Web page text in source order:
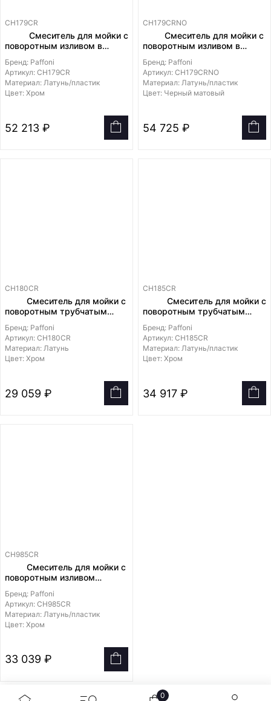
CH179CR
Смеситель для мойки с
поворотным изливом в
душем
Бренд: Paffoni
Артикул: CH179CR
Материал: Латунь/пластик
Цвет: Хром
52 213 ₽
CH179CRNO
Смеситель для мойки с
поворотным изливом в
душем
Бренд: Paffoni
Артикул: CH179CRNO
Материал: Латунь/пластик
Цвет: Черный матовый
54 725 ₽
CH180CR
Смеситель для мойки с
поворотным трубчатым
Бренд: Paffoni
Артикул: CH180CR
Материал: Латунь
Цвет: Хром
29 059 ₽
CH185CR
Смеситель для мойки с
поворотным трубчатым
душем
Бренд: Paffoni
Артикул: CH185CR
Материал: Латунь/пластик
Цвет: Хром
34 917 ₽
CH985CR
Смеситель для мойки с
поворотным изливом
выдвижной лейкой
Бренд: Paffoni
Артикул: CH985CR
Материал: Латунь/пластик
Цвет: Хром
33 039 ₽
0